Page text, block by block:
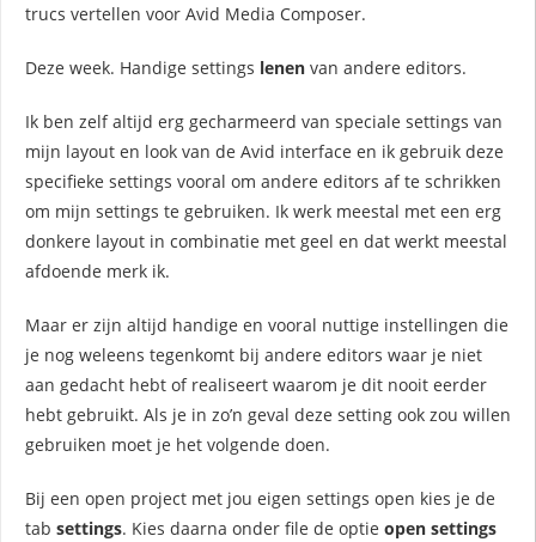
trucs vertellen voor Avid Media Composer.
Deze week. Handige settings lenen van andere editors.
Ik ben zelf altijd erg gecharmeerd van speciale settings van
mijn layout en look van de Avid interface en ik gebruik deze
specifieke settings vooral om andere editors af te schrikken
om mijn settings te gebruiken. Ik werk meestal met een erg
donkere layout in combinatie met geel en dat werkt meestal
afdoende merk ik.
Maar er zijn altijd handige en vooral nuttige instellingen die
je nog weleens tegenkomt bij andere editors waar je niet
aan gedacht hebt of realiseert waarom je dit nooit eerder
hebt gebruikt. Als je in zo’n geval deze setting ook zou willen
gebruiken moet je het volgende doen.
Bij een open project met jou eigen settings open kies je de
tab settings. Kies daarna onder file de optie open settings